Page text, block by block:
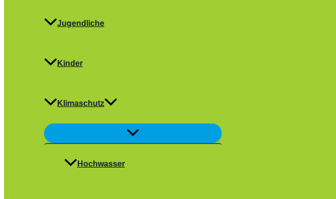
Jugendliche
Kinder
Klimaschutz
Menü
Hochwasser